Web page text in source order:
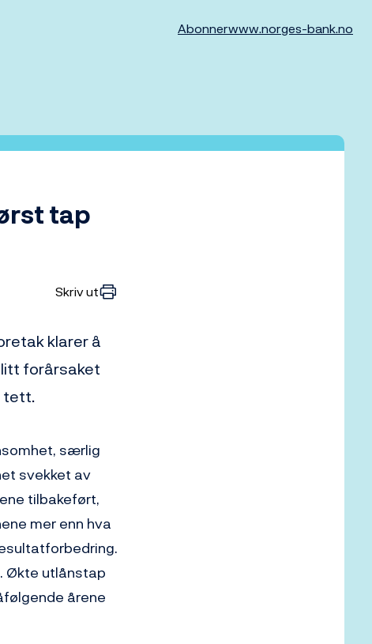
Abonnerwww.norges-bank.no
tap
Skriv ut
klarer å
forårsaket
tett.
særlig
svekket av
tilbakeført,
mer enn hva
Økte utlånstap
årene